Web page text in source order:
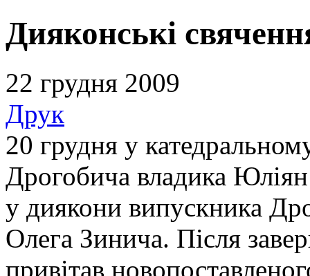
Дияконські
22 грудня 2009
Друк
20 грудня у
Дрогобича владика
у диякони випускника
Олега Зинича. Після
привітав